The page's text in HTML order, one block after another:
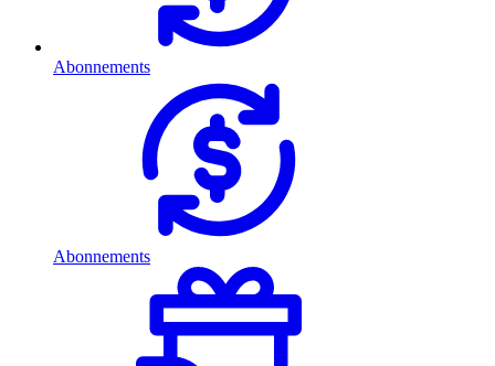
Abonnements
Abonnements